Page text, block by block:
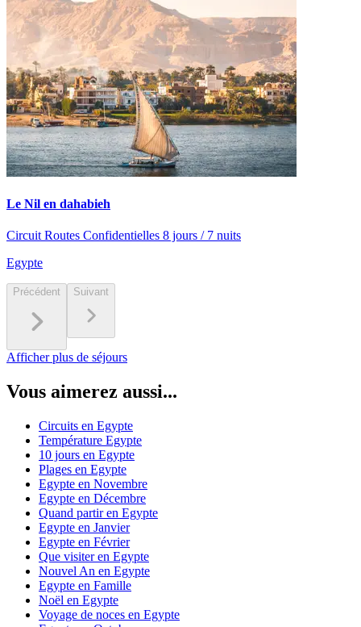
Le Nil en dahabieh
Circuit Routes Confidentielles 8 jours / 7 nuits
Egypte
Précédent Suivant
Afficher plus de séjours
Vous aimerez aussi...
Circuits en Egypte
Température Egypte
10 jours en Egypte
Plages en Egypte
Egypte en Novembre
Egypte en Décembre
Quand partir en Egypte
Egypte en Janvier
Egypte en Février
Que visiter en Egypte
Nouvel An en Egypte
Egypte en Famille
Noël en Egypte
Voyage de noces en Egypte